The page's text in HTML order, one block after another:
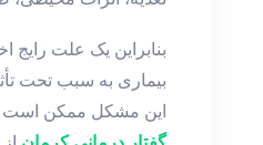
بنابراین یک علت رایج
بیماری به سبب تحت
این مشکل ممکن است